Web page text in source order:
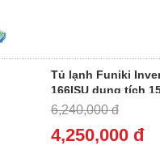
Tủ lạnh Funiki
166ISU dung tích
6,240,000 đ
4,250,000 đ